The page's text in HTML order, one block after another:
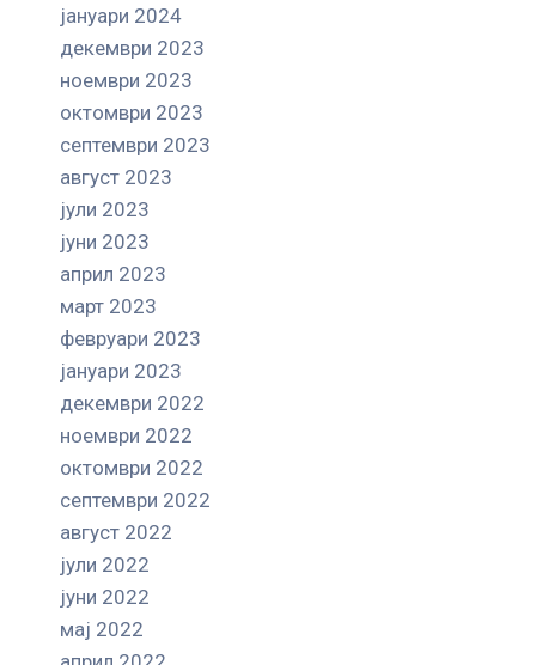
јануари 2024
декември 2023
ноември 2023
октомври 2023
септември 2023
август 2023
јули 2023
јуни 2023
април 2023
март 2023
февруари 2023
јануари 2023
декември 2022
ноември 2022
октомври 2022
септември 2022
август 2022
јули 2022
јуни 2022
мај 2022